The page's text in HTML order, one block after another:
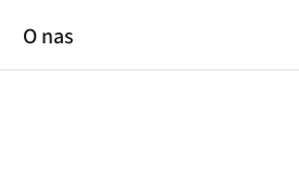
O nas